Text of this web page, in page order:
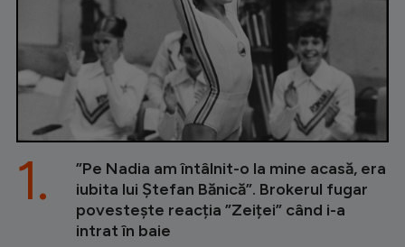
”Pe Nadia am întâlnit-o la mine acasă, era
iubita lui Ștefan Bănică”. Brokerul fugar
povestește reacția ”Zeiței” când i-a
intrat în baie
1.